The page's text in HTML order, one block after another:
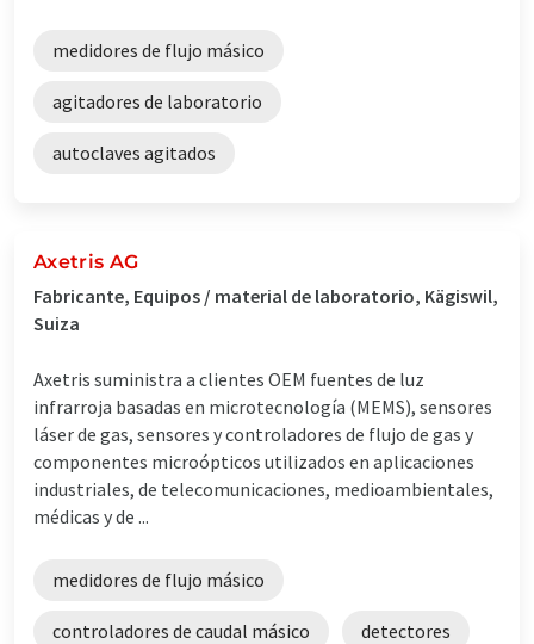
medidores de flujo másico
agitadores de laboratorio
autoclaves agitados
Axetris AG
Fabricante, Equipos / material de laboratorio, Kägiswil,
Suiza
Axetris suministra a clientes OEM fuentes de luz
infrarroja basadas en microtecnología (MEMS), sensores
láser de gas, sensores y controladores de flujo de gas y
componentes microópticos utilizados en aplicaciones
industriales, de telecomunicaciones, medioambientales,
médicas y de ...
medidores de flujo másico
controladores de caudal másico detectores